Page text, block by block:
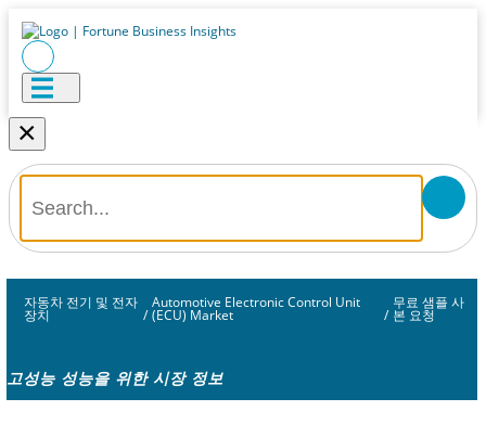
×
자동차 전기 및 전자
장치 /
Automotive Electronic Control Unit
(ECU) Market /
무료 샘플 사
본 요청
고성능 성능을 위한 시장 정보